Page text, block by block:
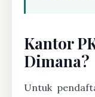
Kantor
Dimana?
Untuk